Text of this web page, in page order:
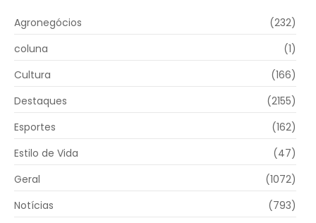
Agronegócios
(232)
coluna
(1)
Cultura
(166)
Destaques
(2155)
Esportes
(162)
Estilo de Vida
(47)
Geral
(1072)
Notícias
(793)